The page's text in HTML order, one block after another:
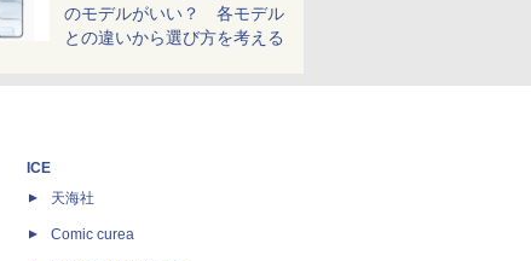
のモデルがいい？ 各モデル
との違いから選び方を考える
ICE
天海社
Comic curea